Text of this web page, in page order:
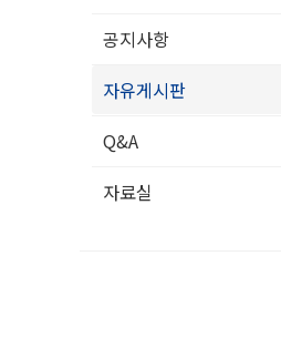
공지사항
자유게시판
Q&A
자료실